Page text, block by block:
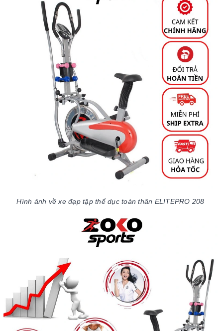
Hình ảnh về xe đạp tập thể dục toàn thân ELITEPRO 208